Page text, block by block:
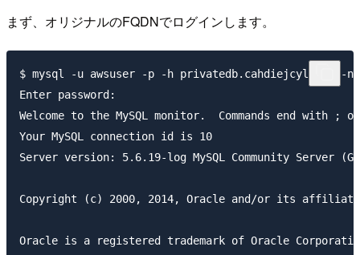
まず、オリジナルのFQDNでログインします。
$ mysql -u awsuser -p -h privatedb.cahdiejcylf2.ap-
Enter password:
Welcome to the MySQL monitor.  Commands end with ;
Your MySQL connection id is 10
Server version: 5.6.19-log MySQL Community Server
Copyright (c) 2000, 2014, Oracle and/or its
Oracle is a registered trademark of Oracle